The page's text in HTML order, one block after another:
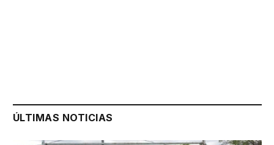
ÚLTIMAS NOTICIAS